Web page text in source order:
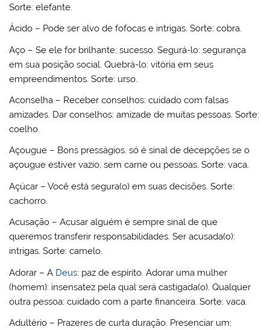
Sorte: elefante.
Ácido – Pode ser alvo de fofocas e intrigas. Sorte: cobra.
Aço – Se ele for brilhante: sucesso. Segurá-lo: segurança
em sua posição social. Quebrá-lo: vitória em seus
empreendimentos. Sorte: urso.
Aconselha – Receber conselhos: cuidado com falsas
amizades. Dar conselhos: amizade de muitas pessoas. Sorte:
coelho.
Açougue – Bons presságios. só é sinal de decepções se o
açougue estiver vazio, sem carne ou pessoas. Sorte: vaca.
Açúcar – Você está segura(o) em suas decisões. Sorte:
cachorro.
Acusação – Acusar alguém é sempre sinal de que
queremos transferir responsabilidades. Ser acusada(o):
intrigas. Sorte: camelo.
Adorar – A Deus: paz de espírito. Adorar uma mulher
(homem): insensatez pela qual será castigada(o). Qualquer
outra pessoa: cuidado com a parte financeira. Sorte: vaca.
Adultério – Prazeres de curta duração. Presenciar um: